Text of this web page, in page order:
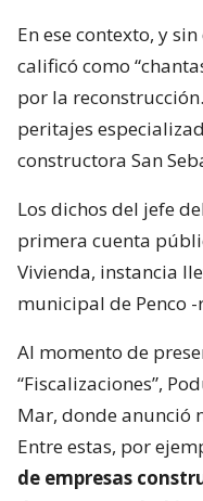
En ese contexto, y
calificó como
por la
peritajes
constructora San
Los dichos del jefe
primera cuenta
Vivienda, instancia
municipal de Penco
Al momento de
“Fiscalizaciones”,
Mar, donde anunció
Entre estas, por
de empresas